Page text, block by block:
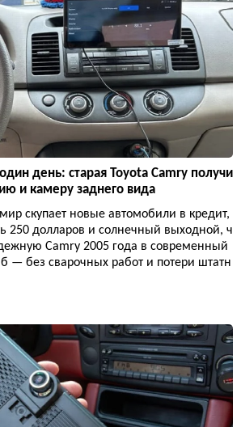
день: старая Toyota Camry получи
и камеру заднего вида
скупает новые автомобили в кредит,
250 долларов и солнечный выходной, ч
Camry 2005 года в современный
— без сварочных работ и потери штатн